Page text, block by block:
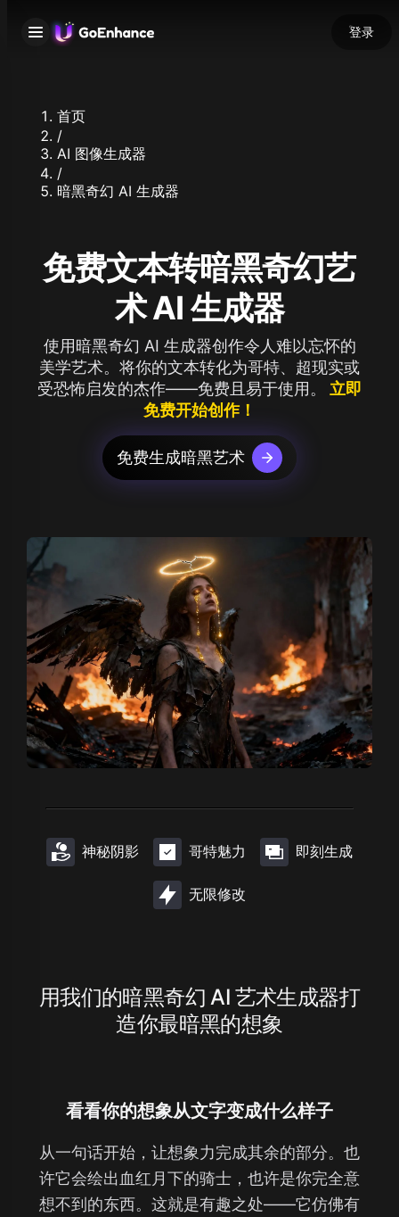
登录
首页
/
AI 图像生成器
/
暗黑奇幻 AI 生成器
免费文本转暗黑奇幻艺
术 AI 生成器
使用暗黑奇幻 AI 生成器创作令人难以忘怀的
美学艺术。将你的文本转化为哥特、超现实或
受恐怖启发的杰作——免费且易于使用。
立即
免费开始创作！
免费生成暗黑艺术
神秘阴影 哥特魅力 即刻生成
无限修改
用我们的暗黑奇幻 AI 艺术生成器打
造你最暗黑的想象
看看你的想象从文字变成什么样子
从一句话开始，让想象力完成其余的部分。也
许它会绘出血红月下的骑士，也许是你完全意
想不到的东西。这就是有趣之处——它仿佛有